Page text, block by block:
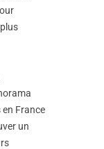
France
un